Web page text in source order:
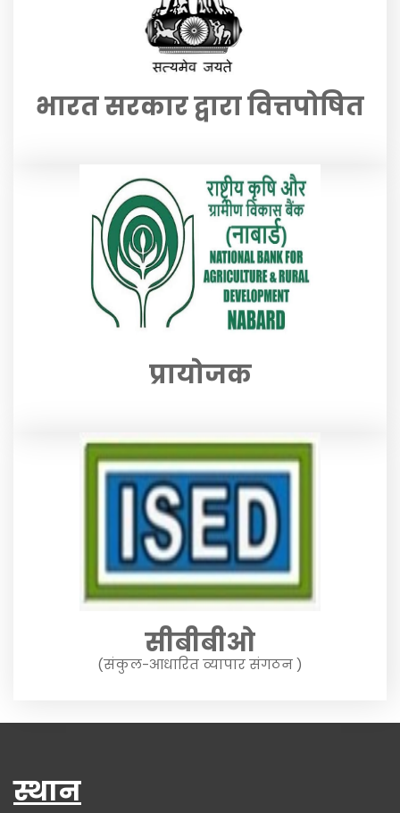
भारत सरकार द्वारा वित्तपोषित
प्रायोजक
सीबीबीओ
(संकुल-आधारित व्यापार संगठन )
स्थान